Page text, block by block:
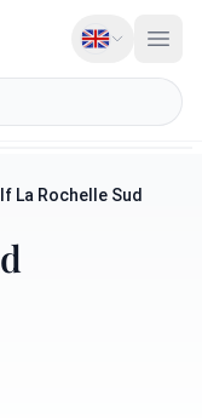
La Rochelle Sud